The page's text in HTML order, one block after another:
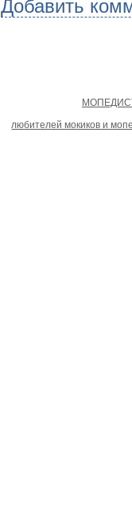
Добавить
любителей мокиков и